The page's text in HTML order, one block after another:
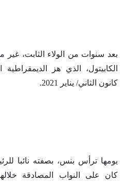
بعد سنوات من الولاء الثابت،
الكابيتول، الذي هز
كانون الثاني/ يناير 2021.
يومها ترأس بنس، بصفته نائبا
كان على النواب المصادقة